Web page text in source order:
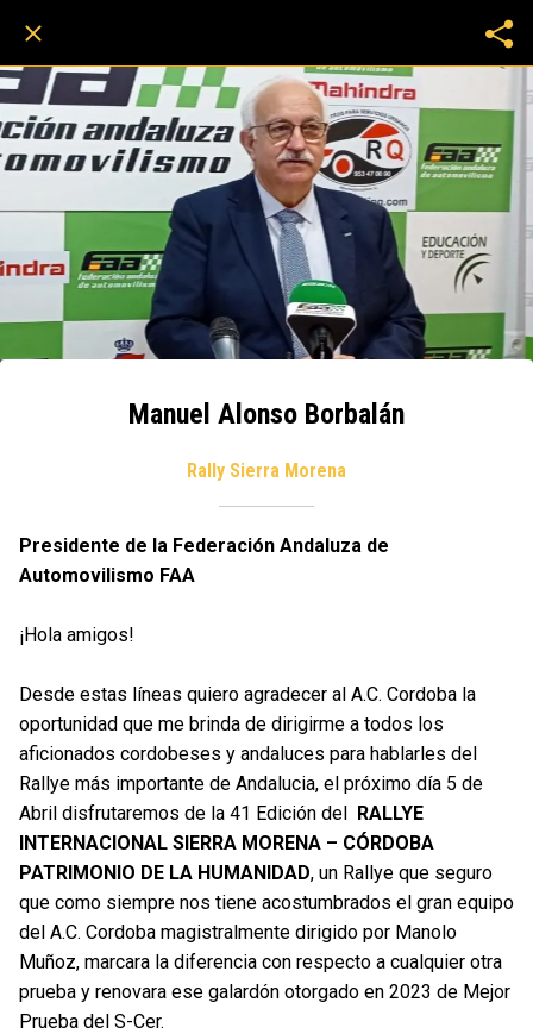
Manuel Alonso Borbalán
Rally Sierra Morena
Presidente de la Federación Andaluza de
Automovilismo FAA
¡Hola amigos!
Desde estas líneas quiero agradecer al A.C. Cordoba la
oportunidad que me brinda de dirigirme a todos los
aficionados cordobeses y andaluces para hablarles del
Rallye más importante de Andalucia, el próximo día 5 de
Abril disfrutaremos de la 41 Edición del RALLYE
INTERNACIONAL SIERRA MORENA – CÓRDOBA
PATRIMONIO DE LA HUMANIDAD, un Rallye que seguro
que como siempre nos tiene acostumbrados el gran equipo
del A.C. Cordoba magistralmente dirigido por Manolo
Muñoz, marcara la diferencia con respecto a cualquier otra
prueba y renovara ese galardón otorgado en 2023 de Mejor
Prueba del S-Cer.